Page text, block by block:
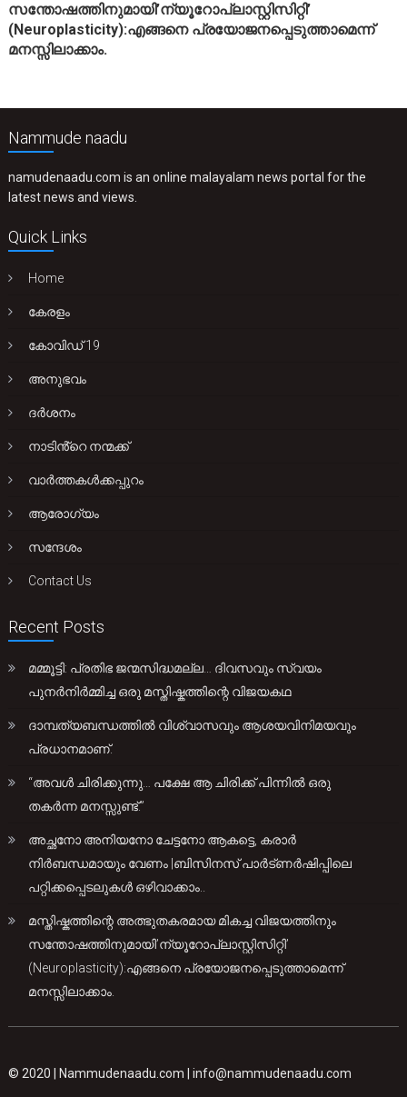
സന്തോഷത്തിനുമായി’ന്യൂറോപ്ലാസ്റ്റിസിറ്റി’
(Neuroplasticity):എങ്ങനെ പ്രയോജനപ്പെടുത്താമെന്ന്
മനസ്സിലാക്കാം.
Nammude naadu
namudenaadu.com is an online malayalam news portal for the
latest news and views.
Quick Links
Home
കേരളം
കോവിഡ് 19
അനുഭവം
ദർശനം
നാടിൻ്റെ നന്മക്ക്
വാർത്തകൾക്കപ്പുറം
ആരോഗ്യം
സന്ദേശം
Contact Us
Recent Posts
മമ്മൂട്ടി: പ്രതിഭ ജന്മസിദ്ധമല്ല… ദിവസവും സ്വയം
പുനർനിർമ്മിച്ച ഒരു മസ്തിഷ്കത്തിന്റെ വിജയകഥ
ദാമ്പത്യബന്ധത്തിൽ വിശ്വാസവും ആശയവിനിമയവും
പ്രധാനമാണ്.
“അവൾ ചിരിക്കുന്നു… പക്ഷേ ആ ചിരിക്ക് പിന്നിൽ ഒരു
തകർന്ന മനസ്സുണ്ട്.”
അച്ഛനോ അനിയനോ ചേട്ടനോ ആകട്ടെ, കരാർ
നിർബന്ധമായും വേണം |ബിസിനസ് പാർട്ണർഷിപ്പിലെ
പറ്റിക്കപ്പെടലുകൾ ഒഴിവാക്കാം..
മസ്തിഷ്കത്തിന്റെ അത്ഭുതകരമായ മികച്ച വിജയത്തിനും
സന്തോഷത്തിനുമായി’ന്യൂറോപ്ലാസ്റ്റിസിറ്റി’
(Neuroplasticity):എങ്ങനെ പ്രയോജനപ്പെടുത്താമെന്ന്
മനസ്സിലാക്കാം.
© 2020 | Nammudenaadu.com |info@nammudenaadu.com